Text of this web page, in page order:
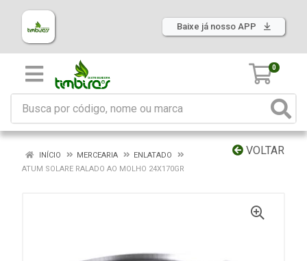
Baixe já nosso APP
0
VOLTAR
INÍCIO MERCEARIA
ENLATADO
ATUM SOLARE RALADO AO MOLHO 24X170GR